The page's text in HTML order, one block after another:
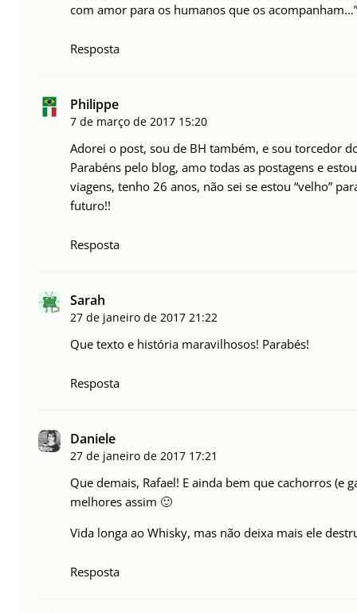
com amor para os humanos que os acompanham…”
Resposta
Philippe
7 de março de 2017 15:20
Adorei o post, sou de BH também, e sou torcedor
Parabéns pelo blog, amo todas as postagens e
viagens, tenho 26 anos, não sei se estou “velho”
futuro!!
Resposta
Sarah
27 de janeiro de 2017 21:22
Que texto e história maravilhosos! Parabés!
Resposta
Daniele
27 de janeiro de 2017 17:21
Que demais, Rafael! E ainda bem que cachorros (e
melhores assim 🙂
Vida longa ao Whisky, mas não deixa mais ele
Resposta